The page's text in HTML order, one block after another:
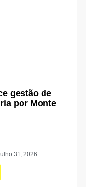
gestão de
por Monte
31, 2026